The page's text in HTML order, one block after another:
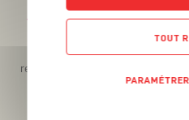
Téléchargez l’App pour
Des promos exclusives, des
recettes gourmandes, des jeux
TOUT